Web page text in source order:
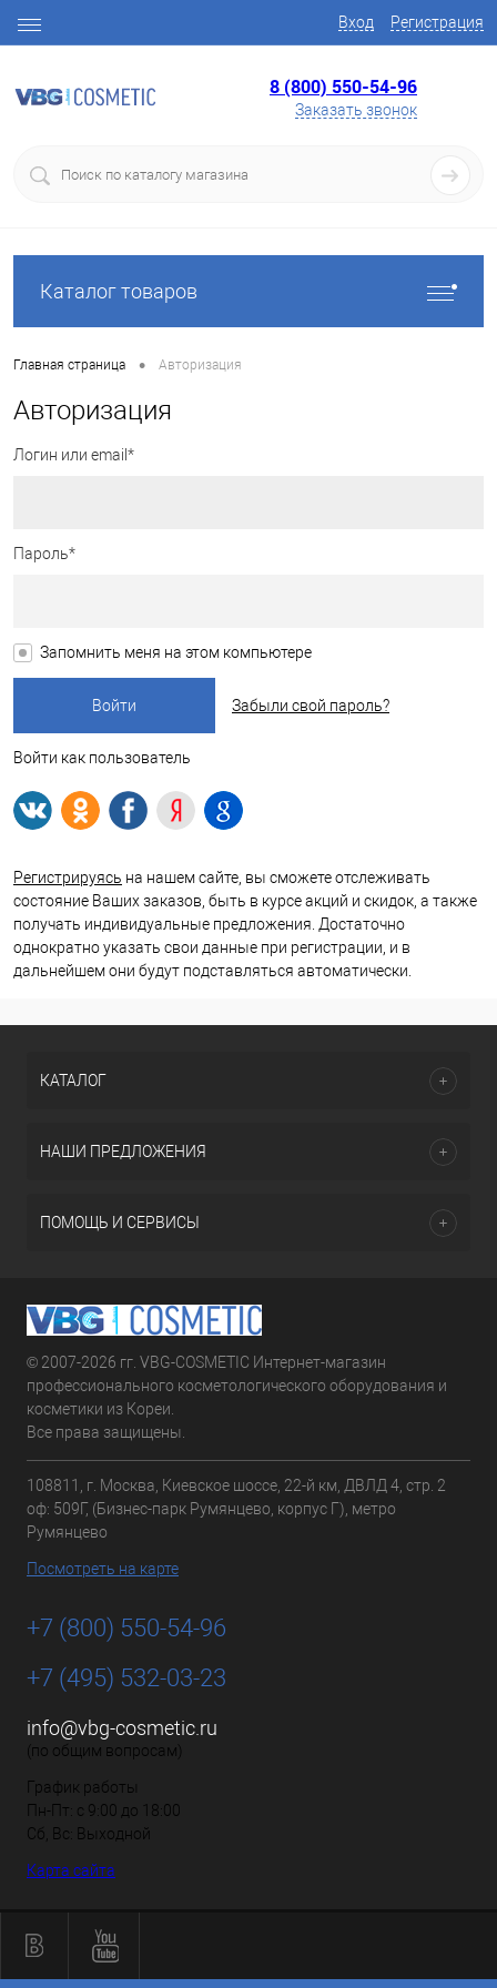
Вход Регистрация
8 (800) 550-54-96
Заказать звонок
Каталог товаров
Главная страница • Авторизация
Авторизация
Логин или email*
Пароль*
Запомнить меня на этом компьютере
Забыли свой пароль?
Войти как пользователь
Регистрируясь на нашем сайте, вы сможете отслеживать
состояние Ваших заказов, быть в курсе акций и скидок, а также
получать индивидуальные предложения. Достаточно
однократно указать свои данные при регистрации, и в
дальнейшем они будут подставляться автоматически.
КАТАЛОГ
НАШИ ПРЕДЛОЖЕНИЯ
ПОМОЩЬ И СЕРВИСЫ
© 2007-2026 гг. VBG-COSMETIC Интернет-магазин
профессионального косметологического оборудования и
косметики из Кореи.
Все права защищены.
108811, г. Москва, Киевское шоссе, 22-й км, ДВЛД 4, стр. 2
оф: 509Г, (Бизнес-парк Румянцево, корпус Г), метро
Румянцево
Посмотреть на карте
+7 (800) 550-54-96
+7 (495) 532-03-23
info@vbg-cosmetic.ru
(по общим вопросам)
График работы
Пн-Пт: с 9:00 до 18:00
Сб, Вс: Выходной
Карта сайта